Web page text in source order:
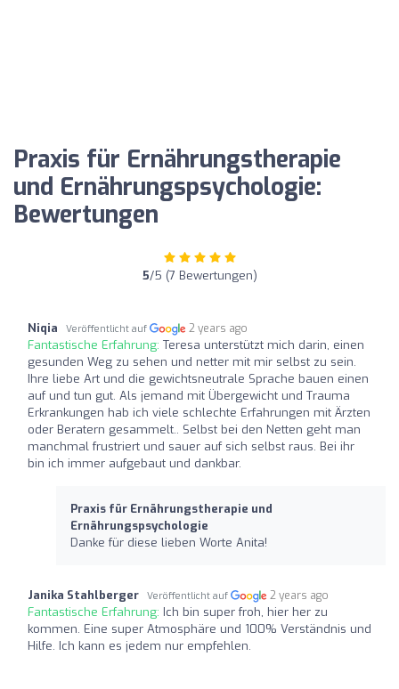
Praxis für Ernährungstherapie
und Ernährungspsychologie:
Bewertungen
5/5 (7 Bewertungen)
Niqia Veröffentlicht auf 2 years ago
Fantastische Erfahrung: Teresa unterstützt mich darin, einen
gesunden Weg zu sehen und netter mit mir selbst zu sein.
Ihre liebe Art und die gewichtsneutrale Sprache bauen einen
auf und tun gut. Als jemand mit Übergewicht und Trauma
Erkrankungen hab ich viele schlechte Erfahrungen mit Ärzten
oder Beratern gesammelt.. Selbst bei den Netten geht man
manchmal frustriert und sauer auf sich selbst raus. Bei ihr
bin ich immer aufgebaut und dankbar.
Praxis für Ernährungstherapie und
Ernährungspsychologie
Danke für diese lieben Worte Anita!
Janika Stahlberger Veröffentlicht auf 2 years ago
Fantastische Erfahrung: Ich bin super froh, hier her zu
kommen. Eine super Atmosphäre und 100% Verständnis und
Hilfe. Ich kann es jedem nur empfehlen.